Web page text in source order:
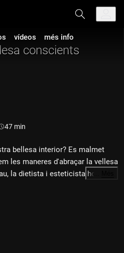
vídeos més info
conscients
Durada:
47 min
bellesa interior? Es malmet
les maneres d'abraçar la vellesa
la dietista i esteticista holística
ioga facial i doctora en química
de la psicòloga Emma Ribas.
…